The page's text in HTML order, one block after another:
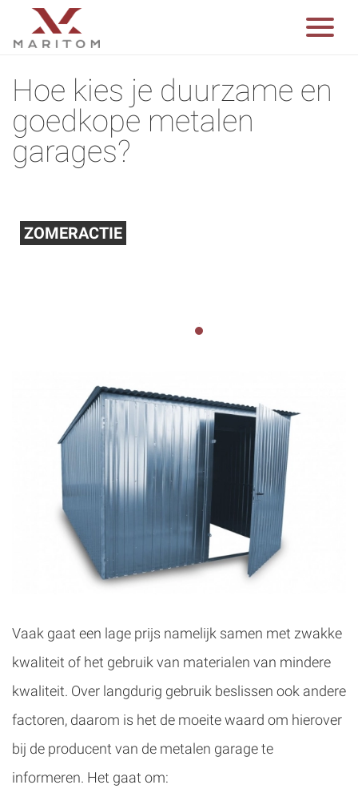
Hoe kies je duurzame en
goedkope metalen
garages?
ZOMERACTIE
Vaak gaat een lage prijs namelijk samen met zwakke
kwaliteit of het gebruik van materialen van mindere
kwaliteit. Over langdurig gebruik beslissen ook andere
factoren, daarom is het de moeite waard om hierover
bij de producent van de metalen garage te
informeren. Het gaat om: